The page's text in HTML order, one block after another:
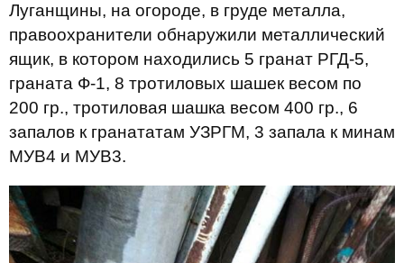
Луганщины, на огороде, в груде металла,
правоохранители обнаружили металлический
ящик, в котором находились 5 гранат РГД-5,
граната Ф-1, 8 тротиловых шашек весом по
200 гр., тротиловая шашка весом 400 гр., 6
запалов к гранататам УЗРГМ, 3 запала к минам
МУВ4 и МУВ3.